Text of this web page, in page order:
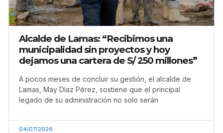
Alcalde de Lamas: “Recibimos una
municipalidad sin proyectos y hoy
dejamos una cartera de S/ 250 millones”
A pocos meses de concluir su gestión, el alcalde de
Lamas, May Díaz Pérez, sostiene que el principal
legado de su administración no solo serán
04/07/2026